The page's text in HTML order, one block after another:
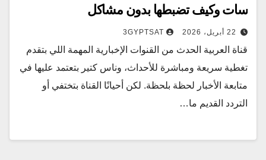
سات وكيف تضبطها بدون مشاكل
22 أبريل، 2026 3GYPTSAT
قناة العربية الحدث من القنوات الإخبارية المهمة اللي بتقدم
تغطية سريعة ومباشرة للأحداث، وناس كتير بتعتمد عليها في
متابعة الأخبار لحظة بلحظة. لكن أحيانًا القناة بتختفي أو
التردد القديم ما…